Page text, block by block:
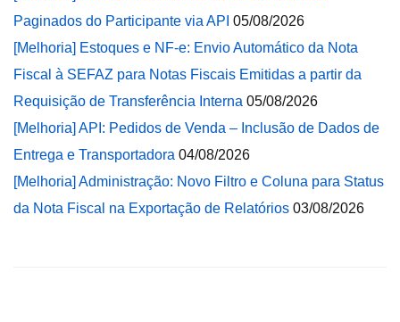
Paginados do Participante via API 05/08/2026
[Melhoria] Estoques e NF-e: Envio Automático da Nota
Fiscal à SEFAZ para Notas Fiscais Emitidas a partir da
Requisição de Transferência Interna 05/08/2026
[Melhoria] API: Pedidos de Venda – Inclusão de Dados de
Entrega e Transportadora 04/08/2026
[Melhoria] Administração: Novo Filtro e Coluna para Status
da Nota Fiscal na Exportação de Relatórios 03/08/2026